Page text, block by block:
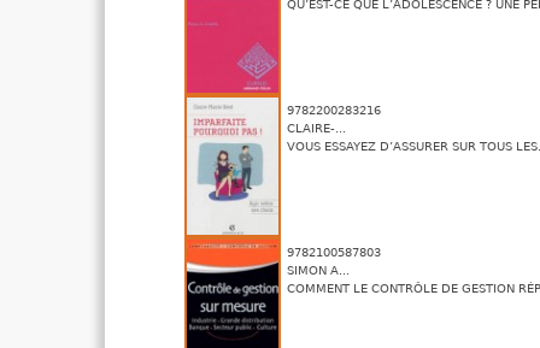
QU’EST-CE QUE L’ADOLESCENCE ? UNE
9782200283216
CLAIRE-...
VOUS ESSAYEZ D’ASSURER SUR TOUS
9782100587803
SIMON A...
COMMENT LE CONTRÔLE DE GESTION